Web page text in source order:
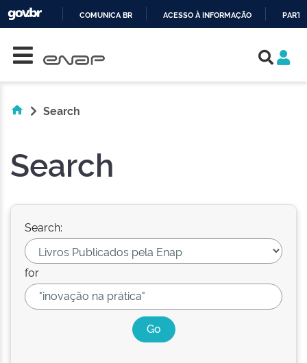
COMUNICA BR ACESSO À INFORMAÇÃO
Search
Search
Search:
for